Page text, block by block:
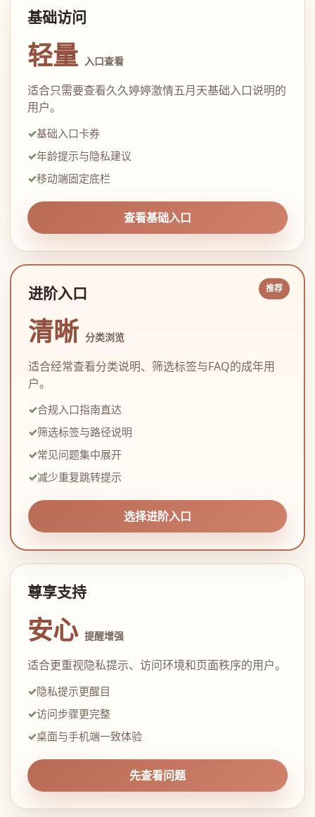
基础访问
轻量 入口查看
适合只需要查看久久婷婷激情五月天基础入口说明的
用户。
基础入口卡券
年龄提示与隐私建议
移动端固定底栏
查看基础入口
进阶入口
清晰 分类浏览
适合经常查看分类说明、筛选标签与FAQ的成年用
户。
合规入口指南直达
筛选标签与路径说明
常见问题集中展开
减少重复跳转提示
选择进阶入口
尊享支持
安心 提醒增强
适合更重视隐私提示、访问环境和页面秩序的用户。
隐私提示更醒目
访问步骤更完整
桌面与手机端一致体验
先查看问题